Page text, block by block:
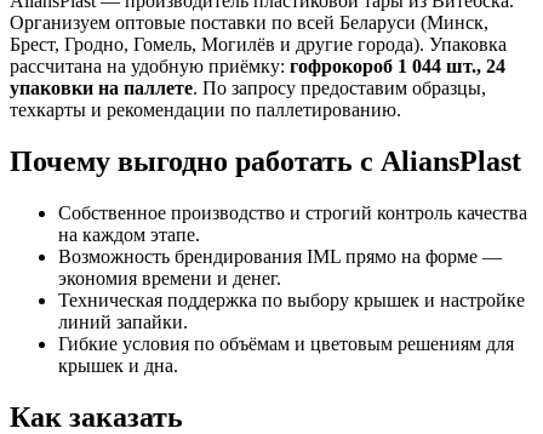
Организуем оптовые поставки по всей Беларуси (Минск,
Брест, Гродно, Гомель, Могилёв и другие города). Упаковка
рассчитана на удобную приёмку: гофрокороб 1 044 шт., 24
упаковки на паллете. По запросу предоставим образцы,
техкарты и рекомендации по паллетированию.
Почему выгодно работать с AliansPlast
Собственное производство и строгий контроль качества
на каждом этапе.
Возможность брендирования IML прямо на форме —
экономия времени и денег.
Техническая поддержка по выбору крышек и настройке
линий запайки.
Гибкие условия по объёмам и цветовым решениям для
крышек и дна.
Как заказать